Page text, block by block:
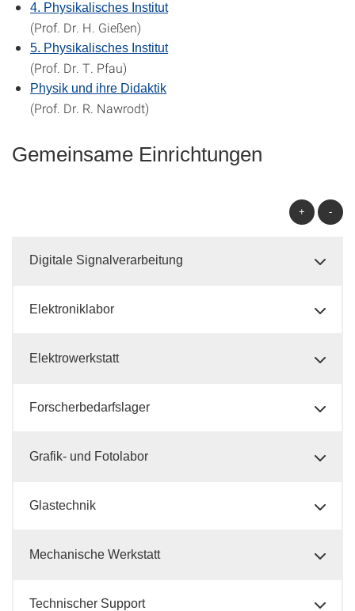
4. Physikalisches Institut
(Prof. Dr. H. Gießen)
5. Physikalisches Institut
(Prof. Dr. T. Pfau)
Physik und ihre Didaktik
(Prof. Dr. R. Nawrodt)
Gemeinsame Einrichtungen
+ -
Digitale Signalverarbeitung
Elektroniklabor
Elektrowerkstatt
Forscherbedarfslager
Grafik- und Fotolabor
Glastechnik
Mechanische Werkstatt
Technischer Support